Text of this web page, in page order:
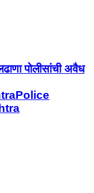
पोलीसांची अवैध